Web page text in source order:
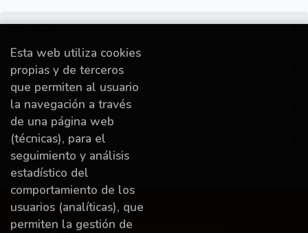
Información
Destacado
A miña conta
Esta web utiliza cookies
propias y de terceros
que permiten al usuario
la navegación a través
de una página web
(técnicas), para el
seguimiento y análisis
estadístico del
comportamiento de los
usuarios (analíticas), que
permiten la gestión de